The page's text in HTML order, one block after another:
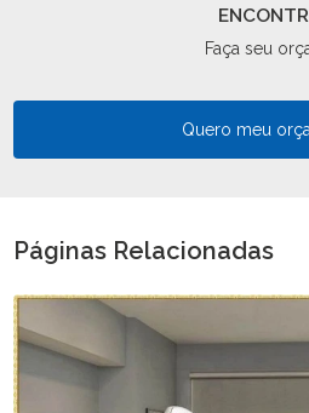
Faça seu
Quero meu
Páginas Relacionadas